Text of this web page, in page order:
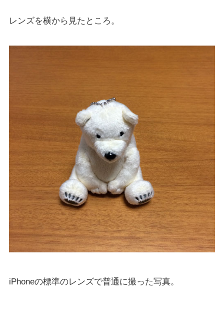
レンズを横から見たところ。
iPhoneの標準のレンズで普通に撮った写真。